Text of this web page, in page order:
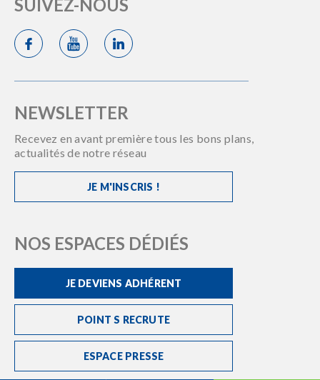
SUIVEZ-NOUS
NEWSLETTER
Recevez en avant première tous les bons plans,
actualités de notre réseau
JE M'INSCRIS !
NOS ESPACES DÉDIÉS
JE DEVIENS ADHÉRENT
POINT S RECRUTE
ESPACE PRESSE